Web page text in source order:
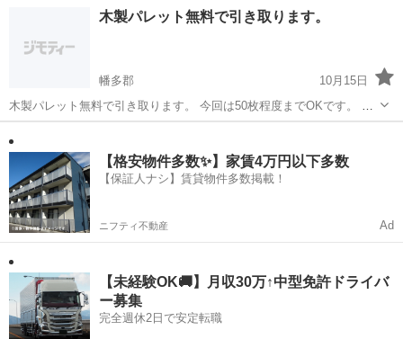
規模事業者向け、社内でITを充実させる為の補助金。 飲食店〜不動
産・建設会社・工場・...
県庁前駅 その他 防犯カメラ
木製パレット無料で引き取ります。
幡多郡
10月15日
木製パレット無料で引き取ります。 今回は50枚程度までOKです。 高
知県西部の指定場所まで輸送し降ろすことができる方 道は狭いですが
2tトラックは通れると思います。 極端に高く積み上げても通行はでき
ないかもしれません...【格安物件多数✨】家賃4万円以下多数
【保証人ナシ】賃貸物件多数掲載！
ニフティ不動産 Ad
【未経験OK🚚】月収30万↑中型免許ドライバ
ー募集
完全週休2日で安定転職